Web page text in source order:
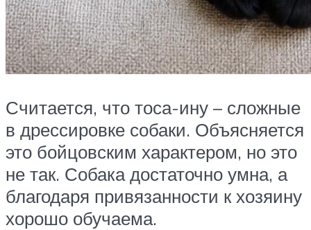
Считается, что тоса-ину – сложные
в дрессировке собаки. Объясняется
это бойцовским характером, но это
не так. Собака достаточно умна, а
благодаря привязанности к хозяину
хорошо обучаема.